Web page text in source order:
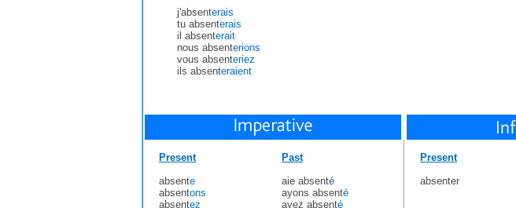
j'absenterais
tu absenterais
il absenterait
nous absenterions
vous absenteriez
ils absenteraient
Present
absente
absentons
absentez
Past
aie absenté
ayons absenté
ayez absenté
Present
absenter